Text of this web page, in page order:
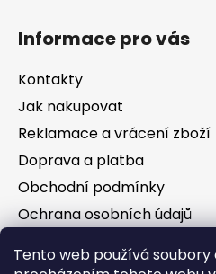
Tento web používá soubory
Informace pro vás
Kontakty
Jak nakupovat
Reklamace a vrácení zboží
Doprava a platba
Obchodní podmínky
Ochrana osobních údajů